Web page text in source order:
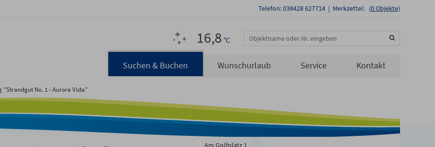
Merkzettel: (0Objekte)
Telefon: 038428 627714 |
16,8 °C
überspringen
Suchen & Buchen Wunschurlaub Service Kontakt
"Strandgut No. 1 - Aurora Vista"
Objektname oder Nr. eingeben
Am Golfplatz 1